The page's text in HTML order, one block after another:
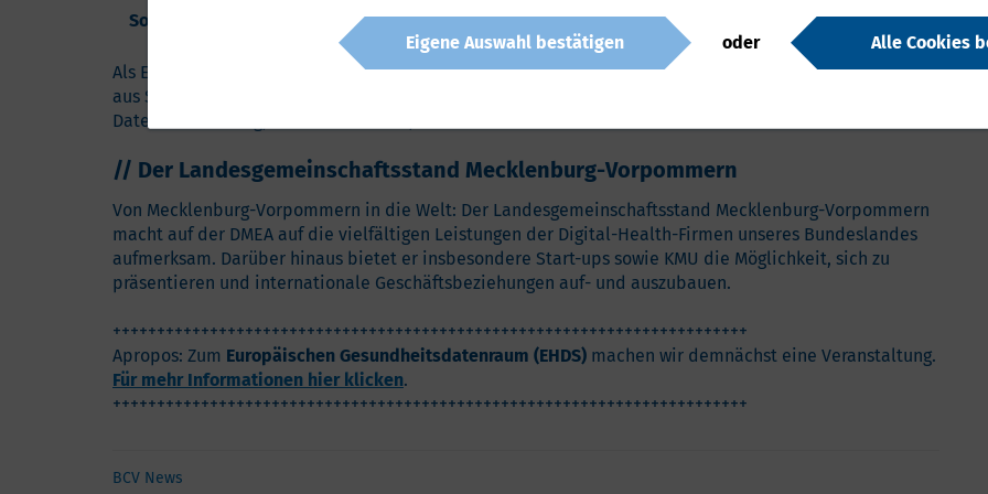
Solutions GmbH
, Greifswald)
Als Einzelaussteller präsentierten sich aus unserem Bundesland zudem die arztkonsultation ak GmbH
aus Schwerin, die Hypros GmbH aus Stralsund, das Fraunhofer-Institut für Graphische
Datenverarbeitung, Standort Rostock, sowie die Vilua Vitartis Service GmbH aus Greifswald.
// Der Landesgemeinschaftsstand Mecklenburg-Vorpommern
Von Mecklenburg-Vorpommern in die Welt: Der Landesgemeinschaftsstand Mecklenburg-Vorpommern
macht auf der DMEA auf die vielfältigen Leistungen der Digital-Health-Firmen unseres Bundeslandes
aufmerksam. Darüber hinaus bietet er insbesondere Start-ups sowie KMU die Möglichkeit, sich zu
präsentieren und internationale Geschäftsbeziehungen auf- und auszubauen.
++++++++++++++++++++++++++++++++++++++++++++++++++++++++++++++++++++++++
Apropos: Zum Europäischen Gesundheitsdatenraum (EHDS) machen wir demnächst eine Veranstaltung.
Für mehr Informationen hier klicken.
++++++++++++++++++++++++++++++++++++++++++++++++++++++++++++++++++++++++
BCV News
Eigene Auswahl bestätigen oder Alle Cookies